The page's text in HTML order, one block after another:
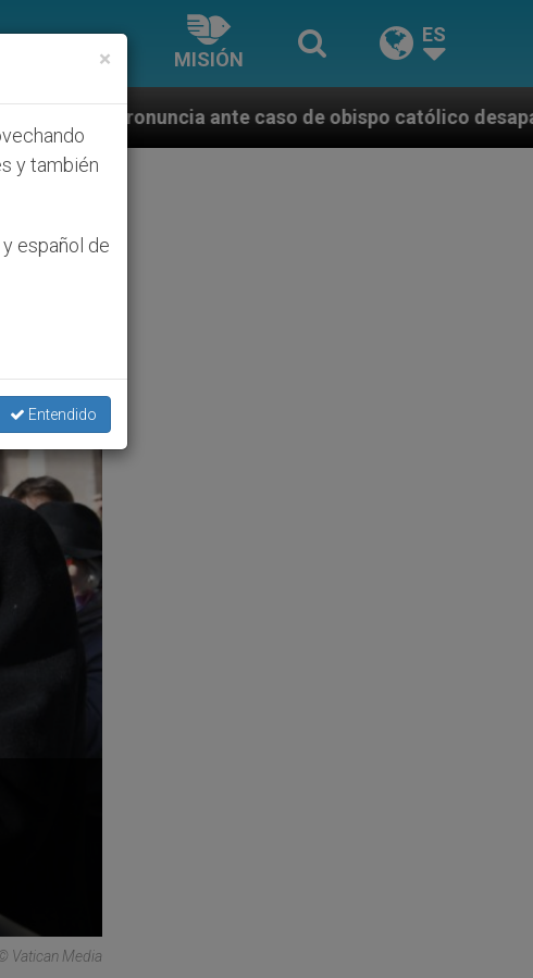
MISIÓN
ES
ante caso de obispo católico desaparecido por la
Vatican Media
×
y también
español de
Entendido